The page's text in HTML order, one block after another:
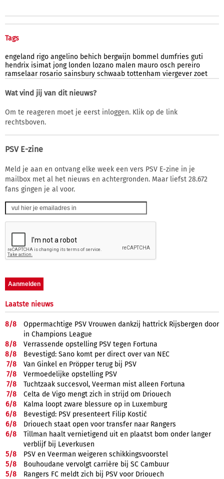
Tags
engeland rigo angelino behich bergwijn bommel dumfries guti
hendrix isimat jong londen lozano malen mauro osch pereiro
ramselaar rosario sainsbury schwaab tottenham viergever zoet
Wat vind jij van dit nieuws?
Om te reageren moet je eerst inloggen. Klik op de link
rechtsboven.
PSV E-zine
Meld je aan en ontvang elke week een vers PSV E-zine in je
mailbox met al het nieuws en achtergronden. Maar liefst 28.672
fans gingen je al voor.
Laatste nieuws
8/8
Oppermachtige PSV Vrouwen dankzij hattrick Rijsbergen door
in Champions League
8/8
Verrassende opstelling PSV tegen Fortuna
8/8
Bevestigd: Sano komt per direct over van NEC
7/8
Van Ginkel en Pröpper terug bij PSV
7/8
Vermoedelijke opstelling PSV
7/8
Tuchtzaak succesvol, Veerman mist alleen Fortuna
7/8
Celta de Vigo mengt zich in strijd om Driouech
6/8
Kalma loopt zware blessure op in Luxemburg
6/8
Bevestigd: PSV presenteert Filip Kostić
6/8
Driouech staat open voor transfer naar Rangers
6/8
Tillman haalt vernietigend uit en plaatst bom onder langer
verblijf bij Leverkusen
5/8
PSV en Veerman weigeren schikkingsvoorstel
5/8
Bouhoudane vervolgt carrière bij SC Cambuur
5/8
Rangers FC meldt zich bij PSV voor Driouech